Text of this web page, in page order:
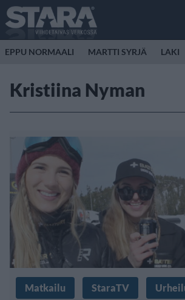
EPPU NORMAALI MARTTI SYRJÄ LAKI
Kristiina Nyman
Matkailu StaraTV